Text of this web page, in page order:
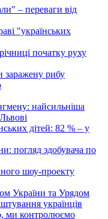
– переваги від
"українських
початку руху
заражену рибу
найсильніша
дітей: 82 % – у
погляд здобувача по
шоу-проекту
України та Урядом
українців
ми контролюємо